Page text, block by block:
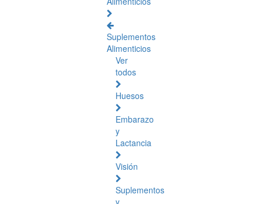
Suplementos
Alimenticios
Ver
todos
Huesos
Embarazo
y
Lactancia
Visión
Suplementos
y